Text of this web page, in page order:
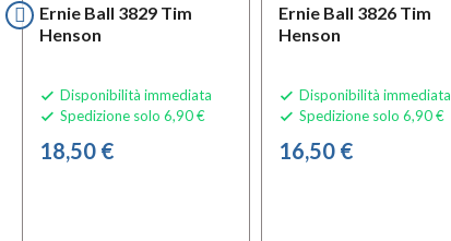
Ernie Ball 3829 Tim
Henson
 Disponibilità immediata
 Spedizione solo 6,90 €
18,50 €
Ernie Ball 3826 Tim
Henson
 Disponibilità immediata
 Spedizione solo 6,90 €
16,50 €